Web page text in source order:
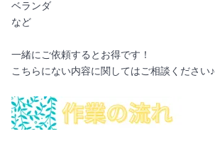
ベランダ
など
一緒にご依頼するとお得です！
こちらにない内容に関してはご相談ください♪